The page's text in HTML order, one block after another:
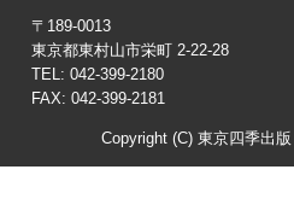
〒189-0013
東京都東村山市栄町 2-22-28
TEL: 042-399-2180
FAX: 042-399-2181
Copyright (C) 東京四季出